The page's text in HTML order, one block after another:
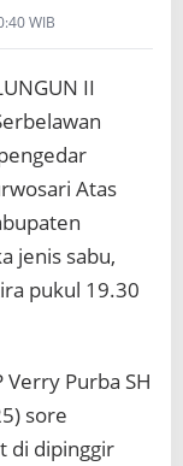
WIB
II
Atas
jenis sabu,
pukul 19.30
Verry Purba SH
sore
di dipinggir